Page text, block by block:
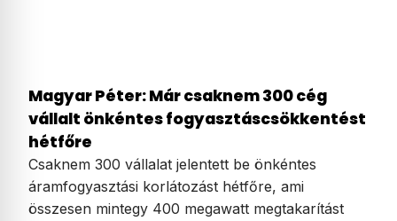
Magyar Péter: Már csaknem 300 cég
vállalt önkéntes fogyasztáscsökkentést
hétfőre
Csaknem 300 vállalat jelentett be önkéntes
áramfogyasztási korlátozást hétfőre, ami
összesen mintegy 400 megawatt megtakarítást